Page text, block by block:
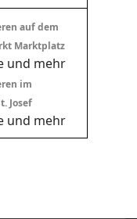
auf dem
Marktplatz
und mehr
im
Josef
und mehr